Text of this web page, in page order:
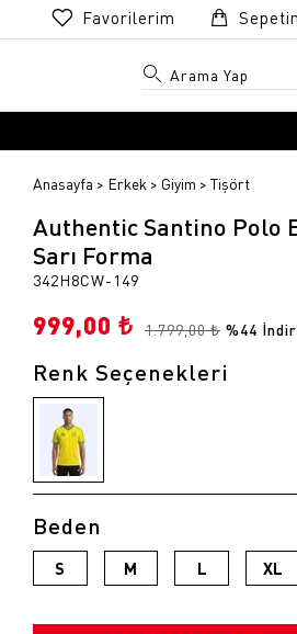
Favorilerim
Anasayfa Erkek Giyim Tişört
Authentic Santino Polo
Sarı Forma
342H8CW-149
999,00 ₺ 1.799,00 ₺ %44
Renk Seçenekleri
Beden
S M L XL